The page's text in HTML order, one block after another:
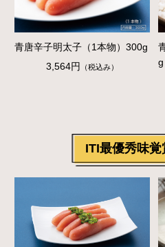
青唐辛子明太子（1本物）300g
3,564円
（税込み）
g
ITI最優秀味